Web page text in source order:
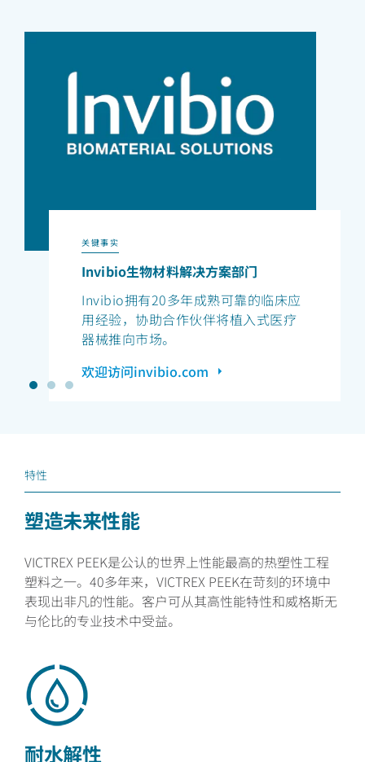
关键事实
Invibio生物材料解决方案部门
Invibio拥有20多年成熟可靠的临床应
用经验，协助合作伙伴将植入式医疗
器械推向市场。
欢迎访问invibio.com
特性
塑造未来性能
VICTREX PEEK是公认的世界上性能最高的热塑性工程
塑料之一。40多年来，VICTREX PEEK在苛刻的环境中
表现出非凡的性能。客户可从其高性能特性和威格斯无
与伦比的专业技术中受益。
耐水解性